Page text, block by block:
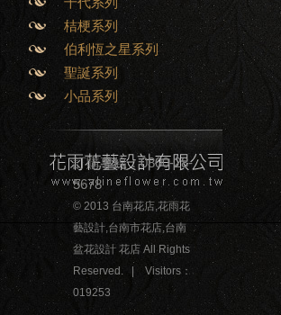
桔梗系列
伯利恆之星系列
聖誕系列
小品系列
訂購專線：0800-28-
5678
© 2013 台南花店,花雨花
藝設計,台南市花店,台南
盆花設計 花店 All Rights
Reserved. | Visitors：
019253